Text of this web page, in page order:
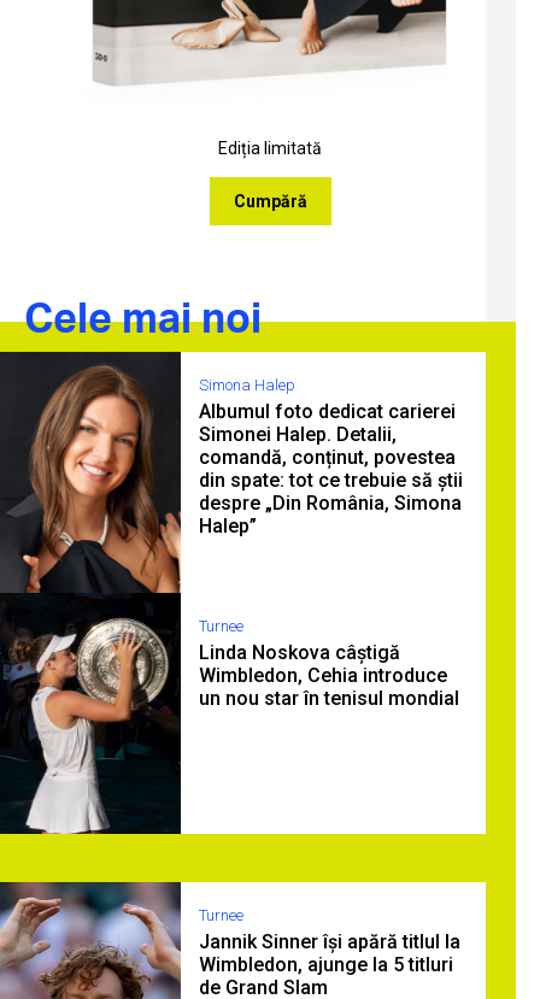
Ediția limitată
Cumpără
Cele mai noi
Simona Halep
Albumul foto dedicat carierei
Simonei Halep. Detalii,
comandă, conținut, povestea
din spate: tot ce trebuie să știi
despre „Din România, Simona
Halep”
Turnee
Linda Noskova câștigă
Wimbledon, Cehia introduce
un nou star în tenisul mondial
Turnee
Jannik Sinner își apără titlul la
Wimbledon, ajunge la 5 titluri
de Grand Slam